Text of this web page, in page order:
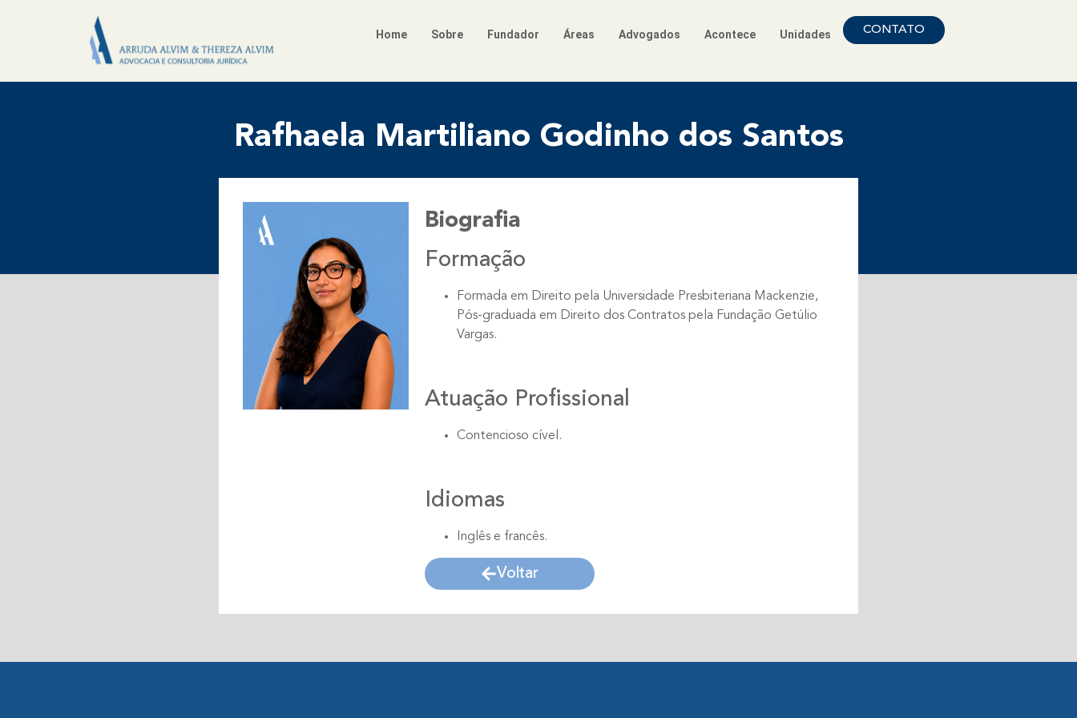
Home Sobre Fundador Áreas Advogados Acontece Unidades CONTATO
Rafhaela Martiliano Godinho dos Santos
Biografia
Formação
Formada em Direito pela Universidade Presbiteriana Mackenzie,
Pós-graduada em Direito dos Contratos pela Fundação Getúlio
Vargas.
Atuação Profissional
Contencioso cível.
Idiomas
Inglês e francês.
Voltar